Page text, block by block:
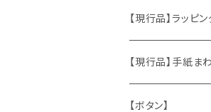
おもちゃ、ぬいぐ
くま、テディベア
うさぎ
ヴィンテージファ
ハンドメイド製品
切手、FDC
ポストカード、カ
マッチラベル、食
【現行品】ラッピ
伝票、タグ、シール
袋、ラッピングペ
【現行品】手紙ま
封筒、ポストカード
【ボタン】